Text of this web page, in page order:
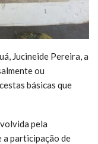
Jucineide Pereira, a
ou
básicas que
pela
a participação de